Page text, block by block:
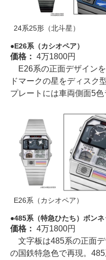
24系25形（北斗星）
E26系（カシオペア）
価格： 4万1800円
E26系の正面デザイン
ドマークの星をディスク
プレートには車両側面5色
E26系（カシオペア）
485系（特急ひたち）ボンネ
価格： 4万1800円
文字板は485系の正面
の国鉄特急色で再現。